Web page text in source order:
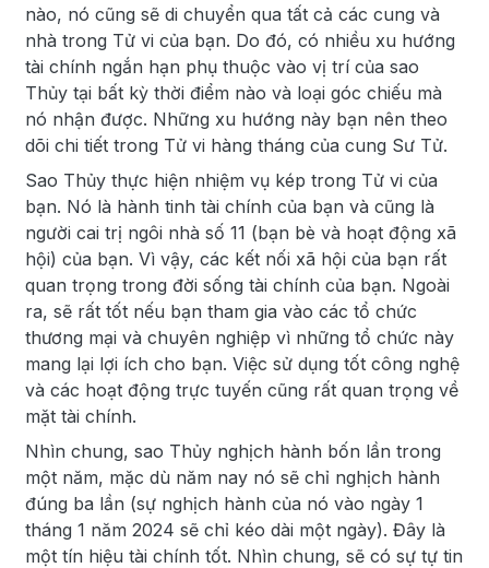
nào, nó cũng sẽ di chuyển qua tất cả các cung và
nhà trong Tử vi của bạn. Do đó, có nhiều xu hướng
tài chính ngắn hạn phụ thuộc vào vị trí của sao
Thủy tại bất kỳ thời điểm nào và loại góc chiếu mà
nó nhận được. Những xu hướng này bạn nên theo
dõi chi tiết trong Tử vi hàng tháng của cung Sư Tử.
Sao Thủy thực hiện nhiệm vụ kép trong Tử vi của
bạn. Nó là hành tinh tài chính của bạn và cũng là
người cai trị ngôi nhà số 11 (bạn bè và hoạt động xã
hội) của bạn. Vì vậy, các kết nối xã hội của bạn rất
quan trọng trong đời sống tài chính của bạn. Ngoài
ra, sẽ rất tốt nếu bạn tham gia vào các tổ chức
thương mại và chuyên nghiệp vì những tổ chức này
mang lại lợi ích cho bạn. Việc sử dụng tốt công nghệ
và các hoạt động trực tuyến cũng rất quan trọng về
mặt tài chính.
Nhìn chung, sao Thủy nghịch hành bốn lần trong
một năm, mặc dù năm nay nó sẽ chỉ nghịch hành
đúng ba lần (sự nghịch hành của nó vào ngày 1
tháng 1 năm 2024 sẽ chỉ kéo dài một ngày). Đây là
một tín hiệu tài chính tốt. Nhìn chung, sẽ có sự tự tin